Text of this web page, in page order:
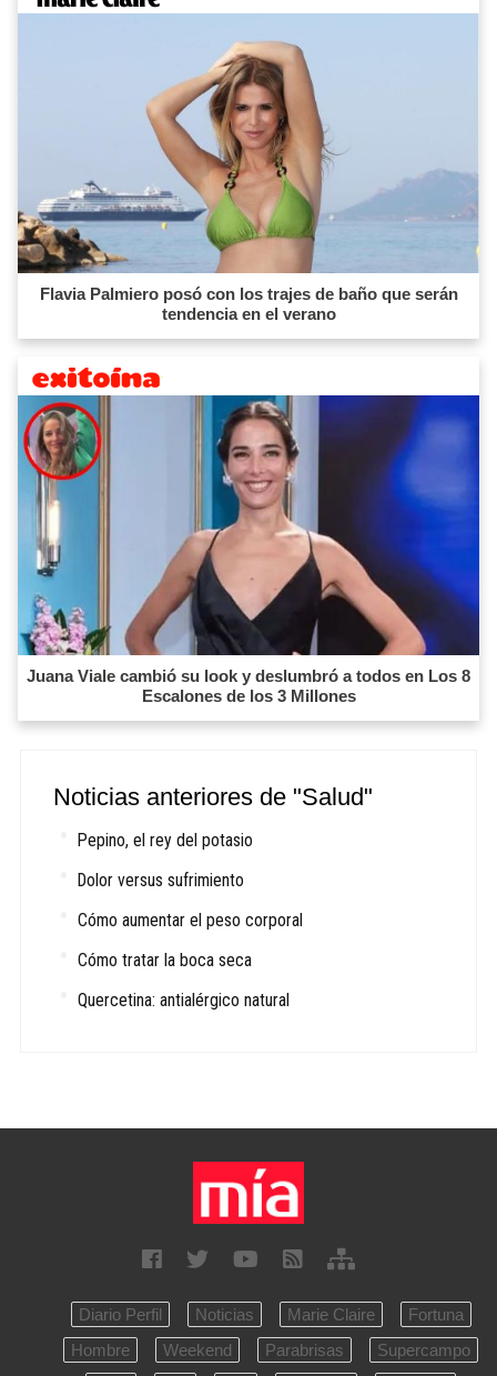
Flavia Palmiero posó con los trajes de baño que serán
tendencia en el verano
Juana Viale cambió su look y deslumbró a todos en Los 8
Escalones de los 3 Millones
Noticias anteriores de "Salud"
Pepino, el rey del potasio
Dolor versus sufrimiento
Cómo aumentar el peso corporal
Cómo tratar la boca seca
Quercetina: antialérgico natural
Diario Perfil Noticias Marie Claire
Fortuna
Hombre
Weekend Parabrisas
Supercampo